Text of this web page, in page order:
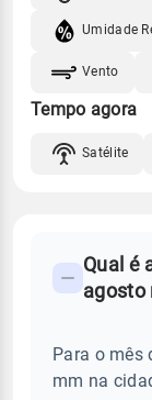
Umidade
Vento
Tempo agora
Satélite
Perguntas
sobre
chuva
Qual é
agosto
Para o mês
mm na